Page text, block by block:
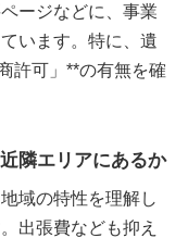
ージなどに、事業
います。特に、遺
許可」**の有無を確
隣エリアにあるか
域の特性を理解し
出張費なども抑え